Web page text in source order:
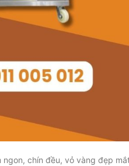
chín đều, vỏ vàng đẹp